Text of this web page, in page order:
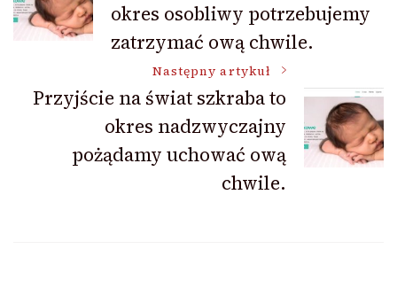
wpisuokres osobliwy potrzebujemy
zatrzymać ową chwile.
Następny artykuł
Przyjście na świat szkraba to
okres nadzwyczajny
pożądamy uchować ową
chwile.